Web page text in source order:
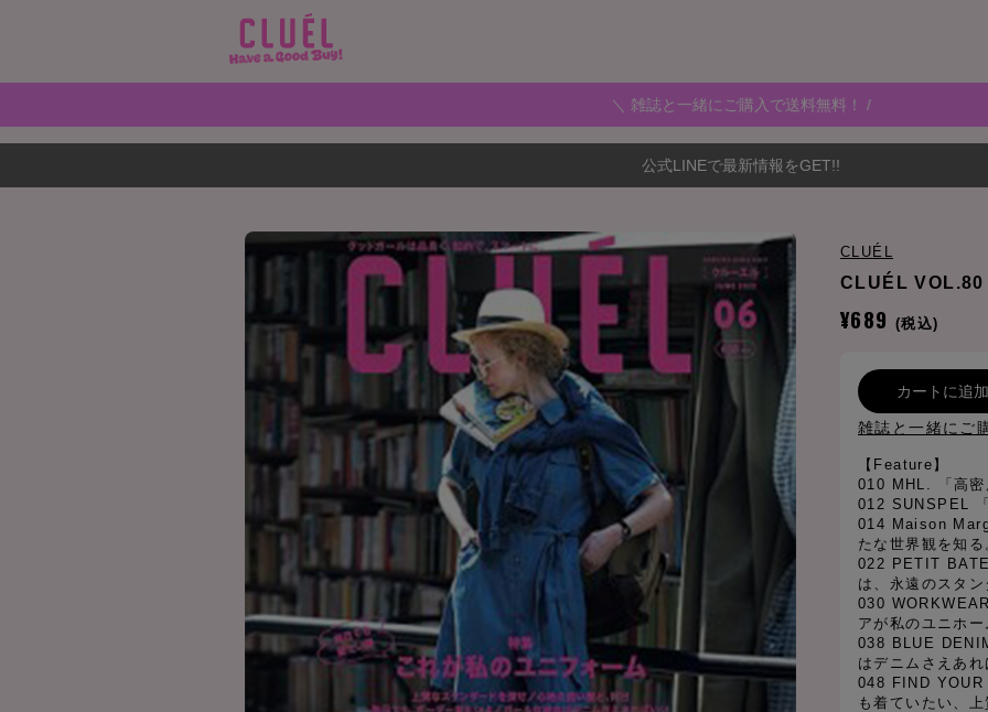
＼ 雑誌と一緒にご購入で送料無料！ /
公式LINEで最新情報をGET!!
CLUÉL
CLUÉL VOL.80
¥689 (税込)
カートに追
雑誌と一緒にご
【Feature】
010 MHL. 「高密
012 SUNSPEL
014 Maison
たな世界観を知る
022 PETIT
は、永遠のスタ
030
アが私のユニホー
038 BLUE
はデニムさえあ
048 FIND YOUR
も着ていたい、